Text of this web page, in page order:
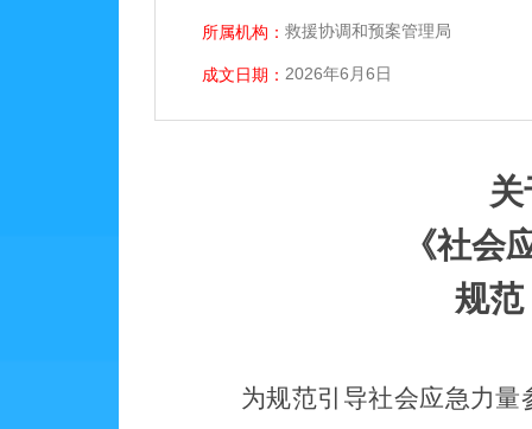
所属机构： 救援协调和预案管理局
成文日期： 2026年6月6日
《社会
规范
为规范引导社会应急力